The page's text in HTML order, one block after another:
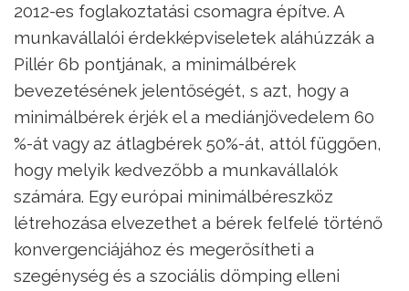
2012-es foglakoztatási csomagra építve. A
munkavállalói érdekképviseletek aláhúzzák a
Pillér 6b pontjának, a minimálbérek
bevezetésének jelentőségét, s azt, hogy a
minimálbérek érjék el a mediánjövedelem 60
%-át vagy az átlagbérek 50%-át, attól függően,
hogy melyik kedvezőbb a munkavállalók
számára. Egy európai minimálbéreszköz
létrehozása elvezethet a bérek felfelé történő
konvergenciájához és megerősítheti a
szegénység és a szociális dömping elleni